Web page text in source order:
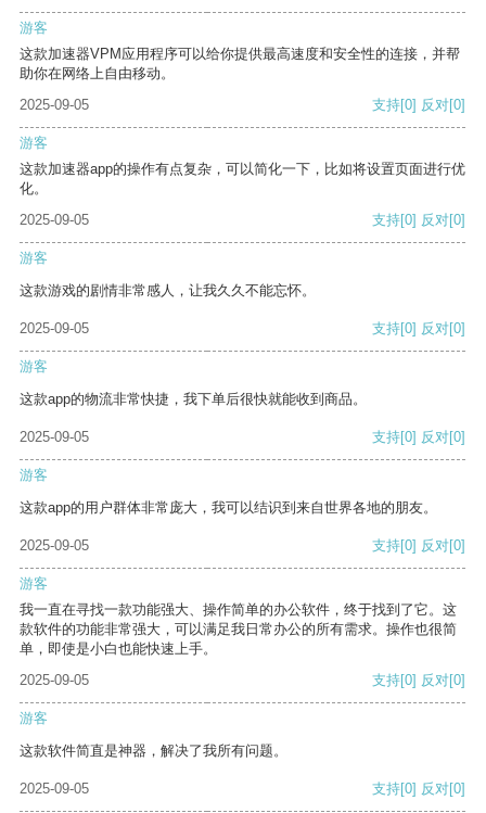
游客
这款加速器VPM应用程序可以给你提供最高速度和安全性的连接，并帮
助你在网络上自由移动。
2025-09-05
支持[0] 反对[0]
游客
这款加速器app的操作有点复杂，可以简化一下，比如将设置页面进行优
化。
2025-09-05
支持[0] 反对[0]
游客
这款游戏的剧情非常感人，让我久久不能忘怀。
2025-09-05 支持[0] 反对[0]
游客
这款app的物流非常快捷，我下单后很快就能收到商品。
2025-09-05 支持[0] 反对[0]
游客
这款app的用户群体非常庞大，我可以结识到来自世界各地的朋友。
2025-09-05 支持[0] 反对[0]
游客
我一直在寻找一款功能强大、操作简单的办公软件，终于找到了它。这
款软件的功能非常强大，可以满足我日常办公的所有需求。操作也很简
单，即使是小白也能快速上手。
2025-09-05
支持[0] 反对[0]
游客
这款软件简直是神器，解决了我所有问题。
2025-09-05 支持[0] 反对[0]